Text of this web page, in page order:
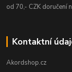
od 70,- CZK doručení
Kontaktní
Akordshop.cz